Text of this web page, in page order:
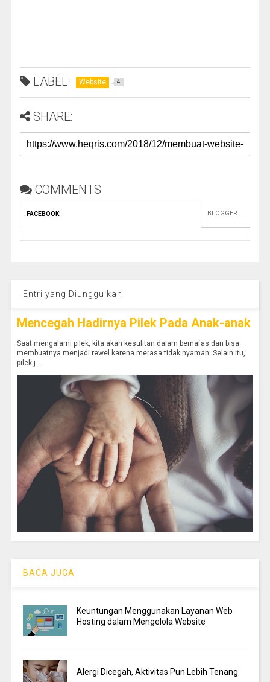
LABEL: Website 4
SHARE:
COMMENTS
FACEBOOK: BLOGGER
Entri yang Diunggulkan
Mencegah Hadirnya Pilek Pada Anak-anak
Saat mengalami pilek, kita akan kesulitan dalam bernafas dan bisa
membuatnya menjadi rewel karena merasa tidak nyaman. Selain itu,
pilek j...
BACA JUGA
Keuntungan Menggunakan Layanan Web
Hosting dalam Mengelola Website
Alergi Dicegah, Aktivitas Pun Lebih Tenang